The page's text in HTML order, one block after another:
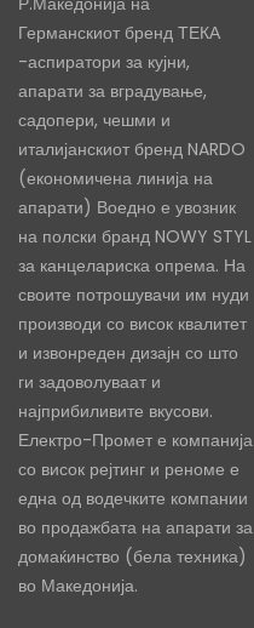
Германскиот бренд ТЕКА
-аспиратори за кујни,
апарати за вградување,
садопери, чешми и
италијанскиот бренд NARDO
(економичена линија на
апарати) Воедно е увозник
на полски бранд NOWY STYL
за канцелариска опрема. На
своите потрошувачи им нуди
производи со висок квалитет
и извонреден дизајн со што
ги задоволуваат и
најприбиливите вкусови.
Електро-Промет е компанија
со висок рејтинг и реноме е
една од водечките компании
во продажбата на апарати за
домаќинство (бела техника)
во Македонија.